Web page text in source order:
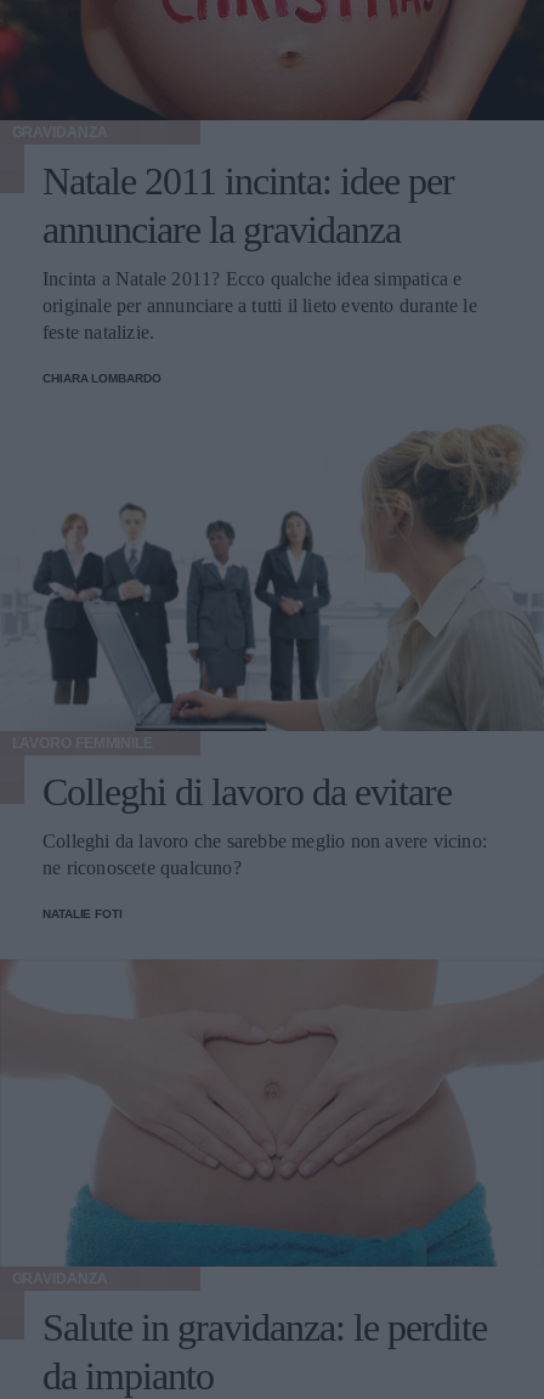
Natale 2011 incinta: idee per
annunciare la gravidanza
Incinta a Natale 2011? Ecco qualche idea simpatica e
originale per annunciare a tutti il lieto evento durante le
feste natalizie.
CHIARA LOMBARDO
Colleghi di lavoro da evitare
Colleghi da lavoro che sarebbe meglio non avere vicino:
ne riconoscete qualcuno?
NATALIE FOTI
Salute in gravidanza: le perdite
da impianto